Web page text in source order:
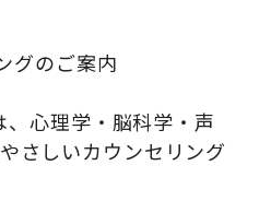
グのご案内
心理学・脳科学・声
さしいカウンセリング